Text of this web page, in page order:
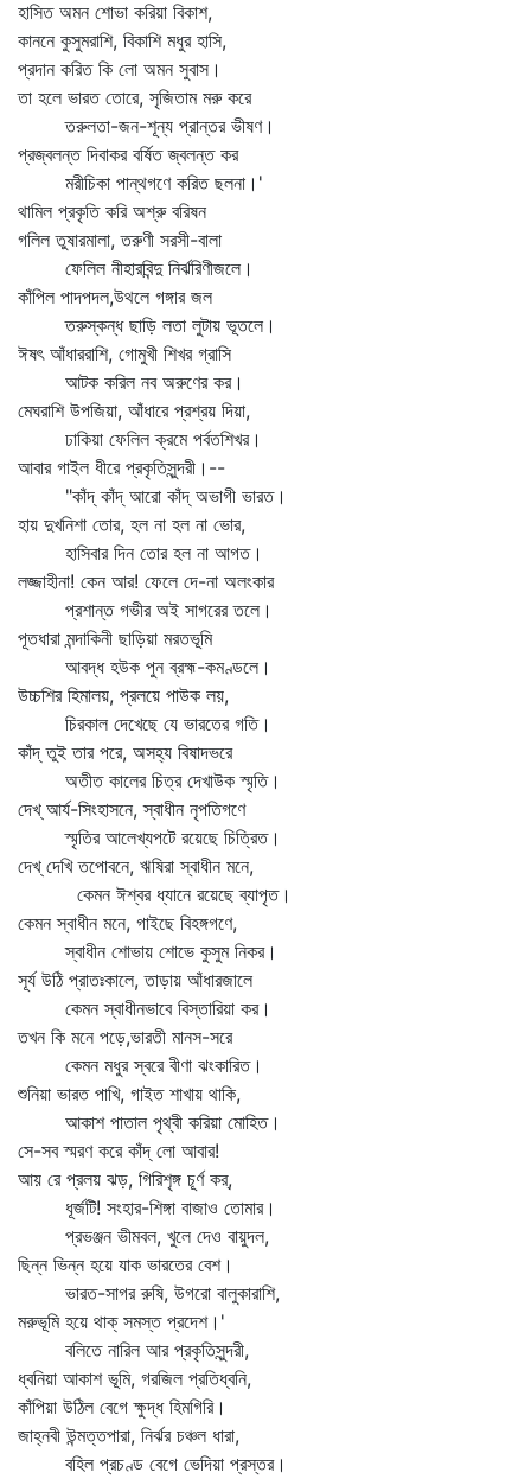
হাসিত অমন শোভা করিয়া বিকাশ,
কাননে কুসুমরাশি, বিকাশি মধুর হাসি,
প্রদান করিত কি লো অমন সুবাস।
তা হলে ভারত তোরে, সৃজিতাম মরু করে
তরুলতা-জন-শূন্য প্রান্তর ভীষণ।
প্রজ্বলন্ত দিবাকর বর্ষিত জ্বলন্ত কর
মরীচিকা পান্থগণে করিত ছলনা।'
থামিল প্রকৃতি করি অশ্রু বরিষন
গলিল তুষারমালা, তরুণী সরসী-বালা
ফেলিল নীহারবিন্দু নির্ঝরিণীজলে।
কাঁপিল পাদপদল,উথলে গঙ্গার জল
তরুস্কন্ধ ছাড়ি লতা লুটায় ভূতলে।
ঈষৎ আঁধাররাশি, গোমুখী শিখর গ্রাসি
আটক করিল নব অরুণের কর।
মেঘরাশি উপজিয়া, আঁধারে প্রশ্রয় দিয়া,
ঢাকিয়া ফেলিল ক্রমে পর্বতশিখর।
আবার গাইল ধীরে প্রকৃতিসুন্দরী।--
"কাঁদ্‌ কাঁদ্‌ আরো কাঁদ্‌ অভাগী ভারত।
হায় দুখনিশা তোর, হল না হল না ভোর,
হাসিবার দিন তোর হল না আগত।
লজ্জাহীনা! কেন আর! ফেলে দে-না অলংকার
প্রশান্ত গভীর অই সাগরের তলে।
পূতধারা মন্দাকিনী ছাড়িয়া মরতভূমি
আবদ্ধ হউক পুন ব্রহ্ম-কমণ্ডলে।
উচ্চশির হিমালয়, প্রলয়ে পাউক লয়,
চিরকাল দেখেছে যে ভারতের গতি।
কাঁদ্‌ তুই তার পরে, অসহ্য বিষাদভরে
অতীত কালের চিত্র দেখাউক স্মৃতি।
দেখ্‌ আর্য-সিংহাসনে, স্বাধীন নৃপতিগণে
স্মৃতির আলেখ্যপটে রয়েছে চিত্রিত।
দেখ্‌ দেখি তপোবনে, ঋষিরা স্বাধীন মনে,
কেমন ঈশ্বর ধ্যানে রয়েছে ব্যাপৃত।
কেমন স্বাধীন মনে, গাইছে বিহঙ্গগণে,
স্বাধীন শোভায় শোভে কুসুম নিকর।
সূর্য উঠি প্রাতঃকালে, তাড়ায় আঁধারজালে
কেমন স্বাধীনভাবে বিস্তারিয়া কর।
তখন কি মনে পড়ে,ভারতী মানস-সরে
কেমন মধুর স্বরে বীণা ঝংকারিত।
শুনিয়া ভারত পাখি, গাইত শাখায় থাকি,
আকাশ পাতাল পৃথ্বী করিয়া মোহিত।
সে-সব স্মরণ করে কাঁদ্‌ লো আবার!
আয় রে প্রলয় ঝড়, গিরিশৃঙ্গ চূর্ণ কর্‌,
ধূর্জটি! সংহার-শিঙ্গা বাজাও তোমার।
প্রভঞ্জন ভীমবল, খুলে দেও বায়ুদল,
ছিন্ন ভিন্ন হয়ে যাক ভারতের বেশ।
ভারত-সাগর রুষি, উগরো বালুকারাশি,
মরুভূমি হয়ে থাক্‌ সমস্ত প্রদেশ।'
বলিতে নারিল আর প্রকৃতিসুন্দরী,
ধ্বনিয়া আকাশ ভূমি, গরজিল প্রতিধ্বনি,
কাঁপিয়া উঠিল বেগে ক্ষুদ্ধ হিমগিরি।
জাহ্নবী উন্মত্তপারা, নির্ঝর চঞ্চল ধারা,
বহিল প্রচণ্ড বেগে ভেদিয়া প্রস্তর।